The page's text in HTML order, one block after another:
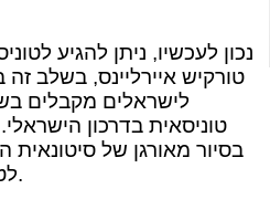
נכון לעכשיו, ניתן להגיע
טורקיש איירליינס, בשלב
לישראלים מקבלים
טוניסאית בדרכון
בסיור מאורגן של סיטונאית
לטוניסיה, שכותב שורות אלו הצטרף אליו.